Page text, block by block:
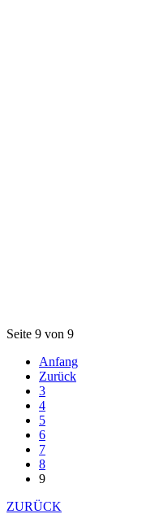
Seite 9 von 9
Anfang
Zurück
3
4
5
6
7
8
9
ZURÜCK